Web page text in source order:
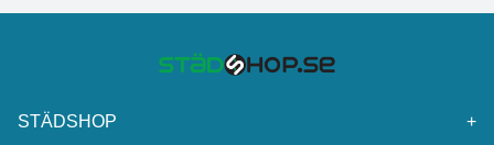
STÄDSHOP +